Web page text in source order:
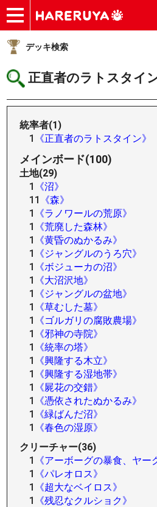
ショップ
買取
記事
デッキ検索
デッキ構築
選手一覧
店舗一覧
イベント
ヘルプ
お問い合わせ ログイン／
デッキ検索
正直者のラトスタイ
統率者(1)
1
《正直者のラトスタイン》
メインボード(100)
土地(29)
1
《沼》
11
《森》
1
《ラノワールの荒原》
1
《荒廃した森林》
1
《黄昏のぬかるみ》
1
《ジャングルのうろ穴》
1
《ボジューカの沼》
1
《大沼沢地》
1
《ジャングルの盆地》
1
《草むした墓》
1
《ゴルガリの腐敗農場》
1
《邪神の寺院》
1
《統率の塔》
1
《興隆する木立》
1
《興隆する湿地帯》
1
《屍花の交錯》
1
《憑依されたぬかるみ》
1
《緑ばんだ沼》
1
《春色の湿原》
クリーチャー(36)
1
《アーボーグの暴食、ヤー
1
《パレオロス》
1
《超大なベイロス》
1
《残忍なクルショク》